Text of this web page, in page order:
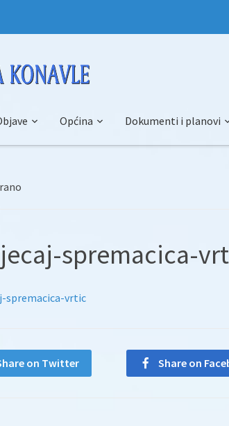
Općina Dokumenti i planovi
spremacica-
spremacica-vrtic
on Twitter Share on